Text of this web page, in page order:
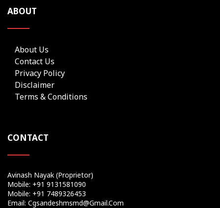
ABOUT
About Us
Contact Us
Privacy Policy
Disclaimer
Terms & Conditions
CONTACT
Avinash Nayak (Proprietor)
Mobile: +91 9131581090
Mobile: +91 7489326453
Email: Cgsandeshmsmd@gmail.com